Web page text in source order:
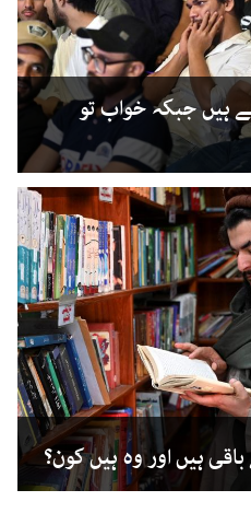
ہیں جبکہ خواب تو
ہیں اور وہ ہیں کون؟